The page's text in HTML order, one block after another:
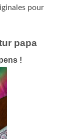
pour
papa
!